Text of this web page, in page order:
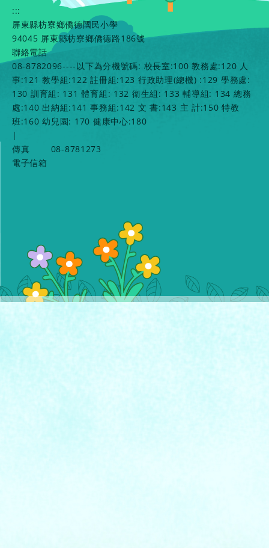
:::
屏東縣枋寮鄉僑德國民小學
94045 屏東縣枋寮鄉僑德路186號
聯絡電話
08-8782096----以下為分機號碼: 校長室:100 教務處:120 人
事:121 教學組:122 註冊組:123 行政助理(總機) :129 學務處:
130 訓育組: 131 體育組: 132 衛生組: 133 輔導組: 134 總務
處:140 出納組:141 事務組:142 文 書:143 主 計:150 特教
班:160 幼兒園: 170 健康中心:180
|
傳真
08-8781273
電子信箱